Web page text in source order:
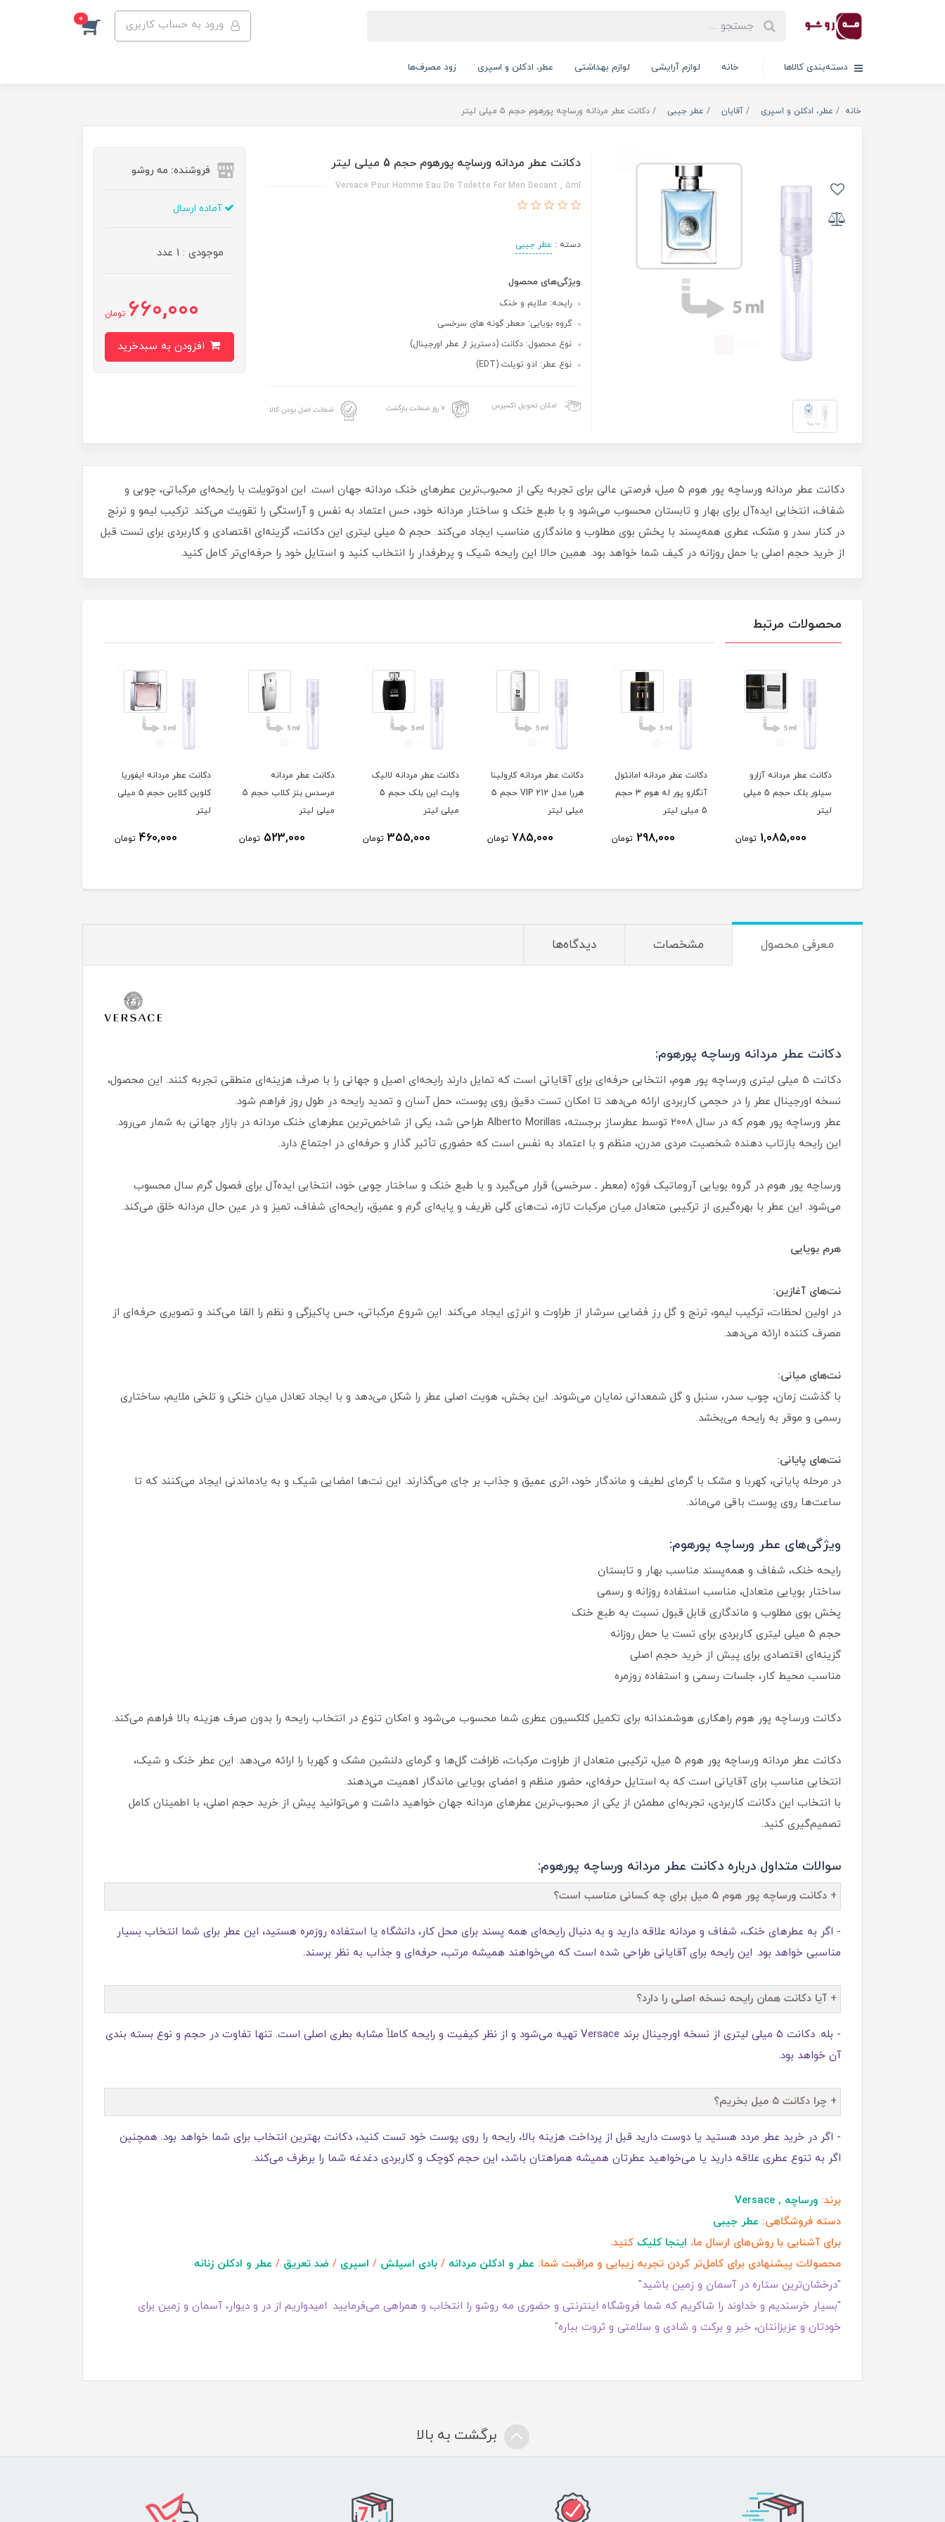
ورود به حساب کاربری 0
دسته‌بندی کالاها خانه لوازم آرایشی لوازم بهداشتی عطر، ادکلن و اسپری زود مصرف‌ها
خانه عطر، ادکلن و اسپری آقایان عطر جیبی دکانت عطر مردانه ورساچه پورهوم حجم 5 میلی لیتر
دکانت عطر مردانه ورساچه پورهوم حجم 5 میلی لیتر
Versace Pour Homme Eau De Toilette For Men Decant , 5ml
دسته : عطر جیبی
ویژگی‌های محصول
رایحه: ملایم و خنک
گروه بویایی: معطر گونه های سرخسی
نوع محصول: دکانت (دستریز از عطر اورجینال)
نوع عطر: ادو تویلت (EDT)
امکان تحویل اکسپرس ۷ روز ضمانت بازگشت ضمانت اصل بودن کالا
فروشنده: مه رو‌شو
آماده ارسال
موجودی : 1 عدد
660,000 تومان
دکانت عطر مردانه ورساچه پور هوم ۵ میل، فرصتی عالی برای تجربه یکی از محبوب‌ترین عطرهای خنک مردانه جهان است. این ادوتویلت با رایحه‌ای مرکباتی، چوبی و
شفاف، انتخابی ایده‌آل برای بهار و تابستان محسوب می‌شود و با طبع خنک و ساختار مردانه خود، حس اعتماد به‌ نفس و آراستگی را تقویت می‌کند. ترکیب لیمو و ترنج
در کنار سدر و مشک، عطری همه‌پسند با پخش بوی مطلوب و ماندگاری مناسب ایجاد می‌کند. حجم ۵ میلی‌ لیتری این دکانت، گزینه‌ای اقتصادی و کاربردی برای تست قبل
از خرید حجم اصلی یا حمل روزانه در کیف شما خواهد بود. همین حالا این رایحه شیک و پرطرفدار را انتخاب کنید و استایل خود را حرفه‌ای‌تر کامل کنید.
محصولات مرتبط
دکانت عطر مردانه آزارو
سیلور بلک حجم 5 میلی
لیتر
1,085,000 تومان
دکانت عطر مردانه امانئول
آنگارو پور له هوم 3 حجم
5 میلی لیتر
298,000 تومان
دکانت عطر مردانه کارولینا
هررا مدل 212 VIP حجم 5
میلی لیتر
785,000 تومان
دکانت عطر مردانه لالیک
وایت این بلک حجم 5
میلی لیتر
355,000 تومان
دکانت عطر مردانه
مرسدس بنز کلاب حجم 5
میلی لیتر
523,000 تومان
دکانت عطر مردانه ایفوریا
کلوین کلاین حجم 5 میلی
لیتر
460,000 تومان
معرفی محصول مشخصات دیدگاه‌ها
دکانت عطر مردانه ورساچه پورهوم:
دکانت ۵ میلی لیتری ورساچه پور هوم، انتخابی حرفه‌ای برای آقایانی است که تمایل دارند رایحه‌ای اصیل و جهانی را با صرف هزینه‌ای منطقی تجربه کنند. این محصول،
نسخه اورجینال عطر را در حجمی کاربردی ارائه می‌دهد تا امکان تست دقیق روی پوست، حمل آسان و تمدید رایحه در طول روز فراهم شود.
عطر ورساچه پور هوم که در سال ۲۰۰۸ توسط عطرساز برجسته، Alberto Morillas طراحی شد، یکی از شاخص‌ترین عطرهای خنک مردانه در بازار جهانی به شمار می‌رود.
این رایحه بازتاب دهنده شخصیت مردی مدرن، منظم و با اعتماد به‌ نفس است که حضوری تأثیر گذار و حرفه‌ای در اجتماع دارد.
ورساچه پور هوم در گروه بویایی آروماتیک فوژه (معطر ـ سرخسی) قرار می‌گیرد و با طبع خنک و ساختار چوبی خود، انتخابی ایده‌آل برای فصول گرم سال محسوب
می‌شود. این عطر با بهره‌گیری از ترکیبی متعادل میان مرکبات تازه، نت‌های گلی ظریف و پایه‌ای گرم و عمیق، رایحه‌ای شفاف، تمیز و در عین حال مردانه خلق می‌کند.
هرم بویایی
نت‌های آغازین:
در اولین لحظات، ترکیب لیمو، ترنج و گل رز فضایی سرشار از طراوت و انرژی ایجاد می‌کند. این شروع مرکباتی، حس پاکیزگی و نظم را القا می‌کند و تصویری حرفه‌ای از
مصرف کننده ارائه می‌دهد.
نت‌های میانی:
با گذشت زمان، چوب سدر، سنبل و گل شمعدانی نمایان می‌شوند. این بخش، هویت اصلی عطر را شکل می‌دهد و با ایجاد تعادل میان خنکی و تلخی ملایم، ساختاری
رسمی و موقر به رایحه می‌بخشد.
نت‌های پایانی:
در مرحله پایانی، کهربا و مشک با گرمای لطیف و ماندگار خود، اثری عمیق و جذاب بر جای می‌گذارند. این نت‌ها امضایی شیک و به‌ یادماندنی ایجاد می‌کنند که تا
ساعت‌ها روی پوست باقی می‌ماند.
ویژگی‌های عطر ورساچه پورهوم:
رایحه خنک، شفاف و همه‌پسند مناسب بهار و تابستان
ساختار بویایی متعادل، مناسب استفاده روزانه و رسمی
پخش بوی مطلوب و ماندگاری قابل قبول نسبت به طبع خنک
حجم ۵ میلی‌ لیتری کاربردی برای تست یا حمل روزانه
گزینه‌ای اقتصادی برای پیش از خرید حجم اصلی
مناسب محیط کار، جلسات رسمی و استفاده روزمره
دکانت ورساچه پور هوم راهکاری هوشمندانه برای تکمیل کلکسیون عطری شما محسوب می‌شود و امکان تنوع در انتخاب رایحه را بدون صرف هزینه بالا فراهم می‌کند.
دکانت عطر مردانه ورساچه پور هوم ۵ میل، ترکیبی متعادل از طراوت مرکبات، ظرافت گل‌ها و گرمای دلنشین مشک و کهربا را ارائه می‌دهد. این عطر خنک و شیک،
انتخابی مناسب برای آقایانی است که به استایل حرفه‌ای، حضور منظم و امضای بویایی ماندگار اهمیت می‌دهند.
با انتخاب این دکانت کاربردی، تجربه‌ای مطمئن از یکی از محبوب‌ترین عطرهای مردانه جهان خواهید داشت و می‌توانید پیش از خرید حجم اصلی، با اطمینان کامل
تصمیم‌گیری کنید.
سوالات متداول درباره دکانت عطر مردانه ورساچه پورهوم:
+ دکانت ورساچه پور هوم ۵ میل برای چه کسانی مناسب است؟
- اگر به عطرهای خنک، شفاف و مردانه علاقه دارید و به‌ دنبال رایحه‌ای همه‌ پسند برای محل کار، دانشگاه یا استفاده روزمره هستید، این عطر برای شما انتخاب بسیار
مناسبی خواهد بود. این رایحه برای آقایانی طراحی شده است که می‌خواهند همیشه مرتب، حرفه‌ای و جذاب به نظر برسند.
+ آیا دکانت همان رایحه نسخه اصلی را دارد؟
- بله. دکانت ۵ میلی‌ لیتری از نسخه اورجینال برند Versace تهیه می‌شود و از نظر کیفیت و رایحه کاملاً مشابه بطری اصلی است. تنها تفاوت در حجم و نوع بسته‌ بندی
آن خواهد بود.
+ چرا دکانت ۵ میل بخریم؟
- اگر در خرید عطر مردد هستید یا دوست دارید قبل از پرداخت هزینه بالا، رایحه را روی پوست خود تست کنید، دکانت بهترین انتخاب برای شما خواهد بود. همچنین
اگر به تنوع عطری علاقه دارید یا می‌خواهید عطرتان همیشه همراهتان باشد، این حجم کوچک و کاربردی دغدغه شما را برطرف می‌کند.
برند: ورساچه , Versace
دسته فروشگاهی: عطر جیبی
برای آشنایی با روش‌های ارسال ما، اینجا کلیک کنید.
محصولات پیشنهادی برای کامل‌تر کردن تجربه زیبایی و مراقبت شما: عطر و ادکلن مردانه / بادی اسپلش / اسپری / ضد تعریق / عطر و ادکلن زنانه
"درخشان‌ترین ستاره در آسمان و زمین باشید"
"بسیار خرسندیم و خداوند را شاکریم که شما فروشگاه اینترنتی و حضوری مه روشو را انتخاب و همراهی می‌فرمایید. امیدواریم از در و دیوار، آسمان و زمین برای
خودتان و عزیزانتان، خیر و برکت و شادی و سلامتی و ثروت بباره"
برگشت به بالا